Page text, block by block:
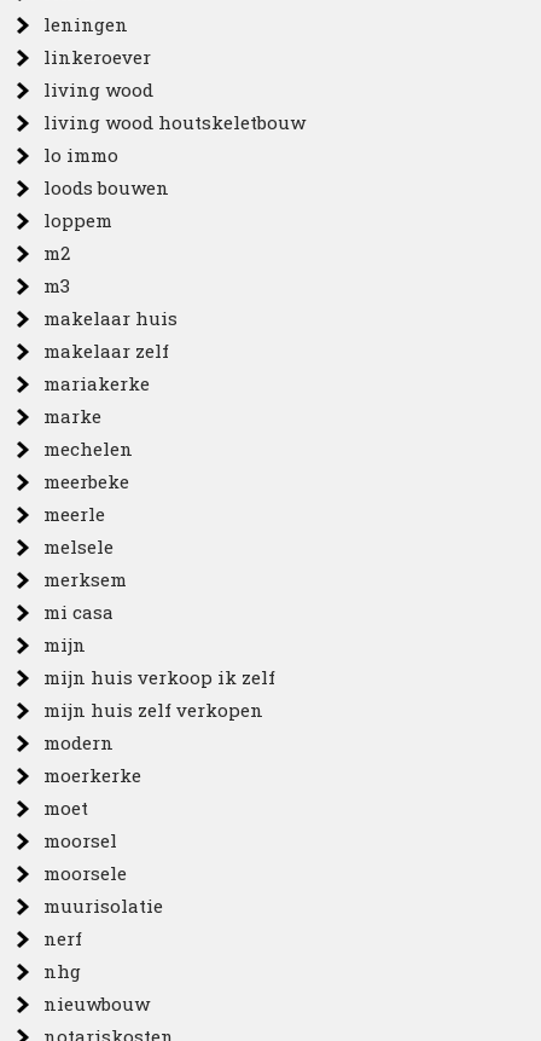
leningen
linkeroever
living wood
living wood houtskeletbouw
lo immo
loods bouwen
loppem
m2
m3
makelaar huis
makelaar zelf
mariakerke
marke
mechelen
meerbeke
meerle
melsele
merksem
mi casa
mijn
mijn huis verkoop ik zelf
mijn huis zelf verkopen
modern
moerkerke
moet
moorsel
moorsele
muurisolatie
nerf
nhg
nieuwbouw
notariskosten